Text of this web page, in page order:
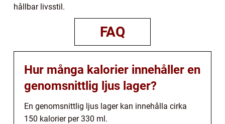
hållbar livsstil.
FAQ
Hur många kalorier innehåller en
genomsnittlig ljus lager?
En genomsnittlig ljus lager kan innehålla cirka
150 kalorier per 330 ml.